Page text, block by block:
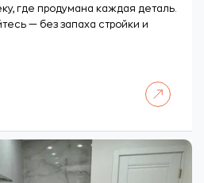
где продумана каждая деталь.
— без запаха стройки и